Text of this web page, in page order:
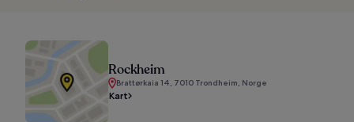
Rockheim
Brattørkaia 14, 7010 Trondheim, Norge
Kart